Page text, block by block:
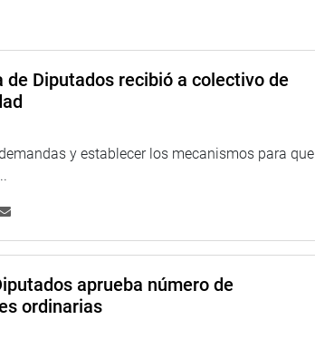
de Diputados recibió a colectivo de
y establecer los mecanismos para que
aprueba número de
ordinarias